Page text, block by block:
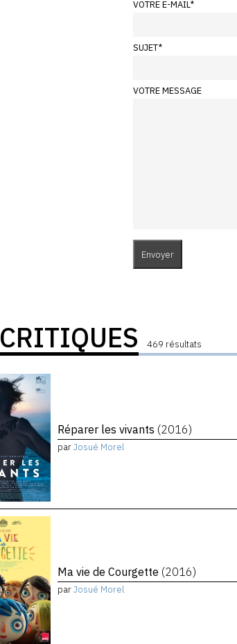
VOTRE E-MAIL*
SUJET*
VOTRE MESSAGE
CRITIQUES 469 résultats
Réparer les vivants (2016)
parJosué Morel
Ma vie de Courgette (2016)
parJosué Morel